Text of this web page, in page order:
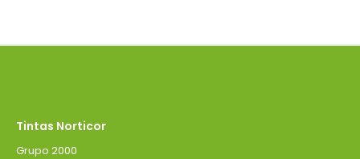
Tintas Norticor
Grupo 2000